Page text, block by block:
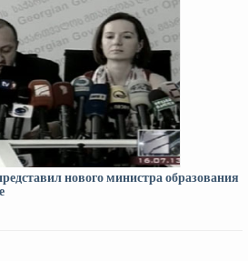
нового министра образования